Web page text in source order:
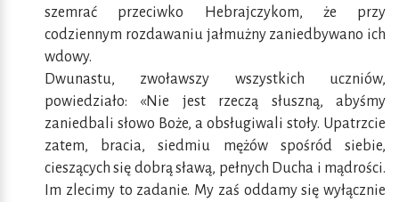
szemrać przeciwko Hebrajczykom, że przy
codziennym rozdawaniu jałmużny zaniedbywano ich
wdowy.
Dwunastu, zwoławszy wszystkich uczniów,
powiedziało: «Nie jest rzeczą słuszną, abyśmy
zaniedbali słowo Boże, a obsługiwali stoły. Upatrzcie
zatem, bracia, siedmiu mężów spośród siebie,
cieszących się dobrą sławą, pełnych Ducha i mądrości.
Im zlecimy to zadanie. My zaś oddamy się wyłącznie